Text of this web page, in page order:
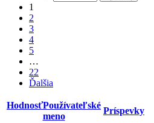
1
2
3
4
5
…
22
Ďalšia
HodnosťPoužívateľské
meno
Príspevky